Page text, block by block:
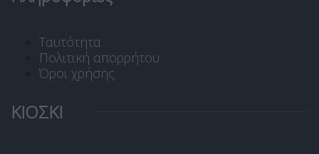
Ταυτότητα
Πολιτική απορρήτου
Όροι χρήσης
ΚΙΟΣΚΙ